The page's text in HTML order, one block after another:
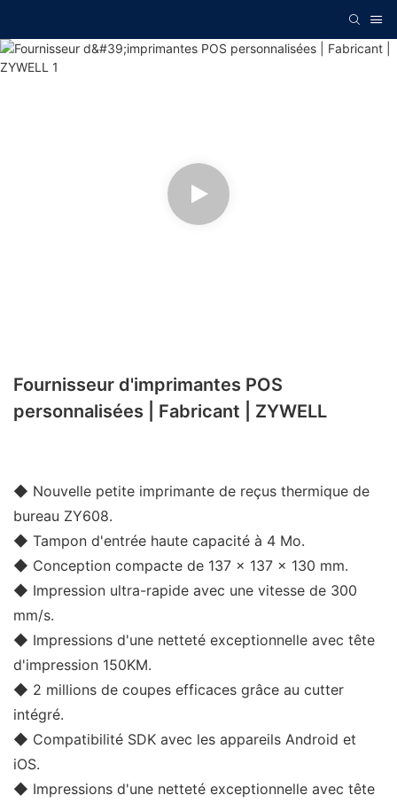
Fournisseur d'imprimantes POS
personnalisées | Fabricant | ZYWELL
◆ Nouvelle petite imprimante de reçus thermique de
bureau ZY608.
◆ Tampon d'entrée haute capacité à 4 Mo.
◆ Conception compacte de 137 x 137 x 130 mm.
◆ Impression ultra-rapide avec une vitesse de 300
mm/s.
◆ Impressions d'une netteté exceptionnelle avec tête
d'impression 150KM.
◆ 2 millions de coupes efficaces grâce au cutter
intégré.
◆ Compatibilité SDK avec les appareils Android et
iOS.
◆ Impressions d'une netteté exceptionnelle avec tête